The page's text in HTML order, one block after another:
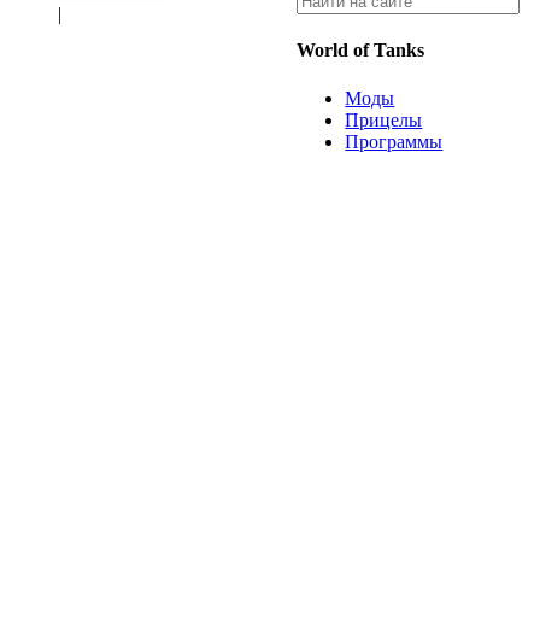
World of Tanks
Моды
Прицелы
Программы
|